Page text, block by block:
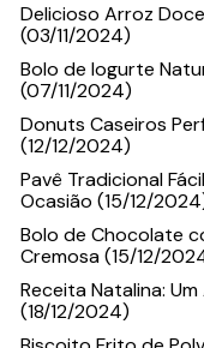
Delicioso Arroz
(03/11/2024)
Bolo de Iogurte
(07/11/2024)
Donuts Caseiros
(12/12/2024)
Pavê Tradicional
Ocasião (15/12/
Bolo de Chocolate
Cremosa (15/12/
Receita Natalina:
(18/12/2024)